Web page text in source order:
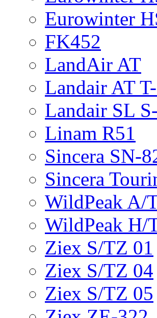
Eurowinter
FK452
LandAir AT
Landair AT
Landair SL
Linam R51
Sincera SN-
Sincera
WildPeak A/
WildPeak H/
Ziex S/TZ 01
Ziex S/TZ 04
Ziex S/TZ 05